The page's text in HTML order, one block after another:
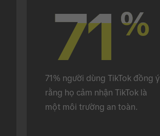
71 %
71 %
71% người dùng TikTok đồng ý
rằng họ cảm nhận TikTok là
một môi trường an toàn.